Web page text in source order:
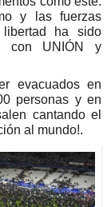
y las fuerzas
ha sido
con UNIÓN y
evacuados en
personas y en
cantando el
al mundo!.